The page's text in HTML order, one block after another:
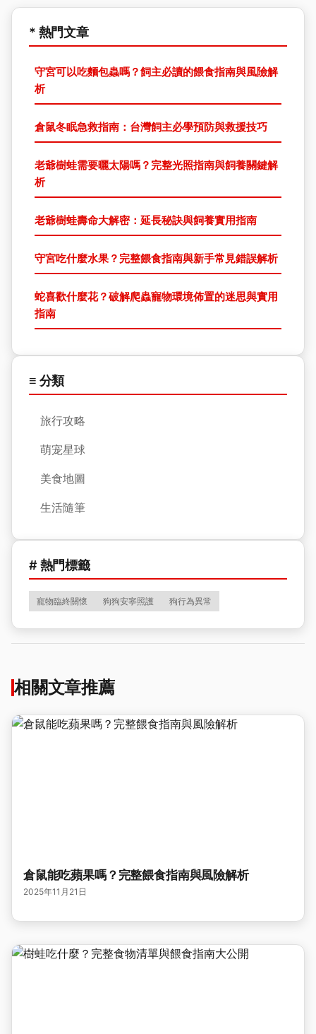
* 熱門文章
守宮可以吃麵包蟲嗎？飼主必讀的餵食指南與風險解
析
倉鼠冬眠急救指南：台灣飼主必學預防與救援技巧
老爺樹蛙需要曬太陽嗎？完整光照指南與飼養關鍵解
析
老爺樹蛙壽命大解密：延長秘訣與飼養實用指南
守宮吃什麼水果？完整餵食指南與新手常見錯誤解析
蛇喜歡什麼花？破解爬蟲寵物環境佈置的迷思與實用
指南
≡ 分類
旅行攻略
萌宠星球
美食地圖
生活隨筆
# 熱門標籤
寵物臨終關懷 狗狗安寧照護 狗行為異常
相關文章推薦
倉鼠能吃蘋果嗎？完整餵食指南與風險解析
2025年11月21日